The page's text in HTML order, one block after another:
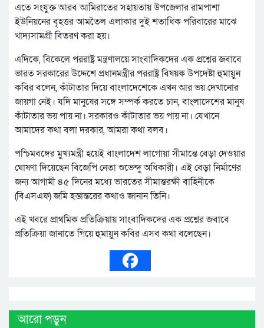
এতে সংযুক্ত আরব আমিরাতের সহায়তায় উপজেলার রামপাশা
ইউনিয়নের বৃহত্তর আমতৈল এলাকার দুই শতাধিক পরিবারের মাঝে
খাদ্যসামগ্রী বিতরণ করা হয়।
এদিকে, বিকেলে পররাষ্ট্র মন্ত্রণালয়ে সাংবাদিকদের এক প্রশ্নের জবাবে
ভারত সরকারের উদ্দেশে প্রধানমন্ত্রীর পররাষ্ট্র বিষয়ক উপদেষ্টা হুমায়ুন
কবির বলেন, কাঁটাতার দিয়ে বাংলাদেশেকে এখন আর ভয় দেখানোর
জায়গা নেই। যদি মানুষের সঙ্গে সম্পর্ক করতে চান, বাংলাদেশের মানুষ
কাঁটাতার ভয় পায় না। সরকারও কাঁটাতার ভয় পায় না। যেখানে
আমাদের কথা বলা দরকার, আমরা কথা বলব।
পশ্চিমবঙ্গের মুখ্যমন্ত্রী হয়েই বাংলাদেশ লাগোয়া সীমান্তে বেড়া দেওয়ার
ঘোষণা দিয়েছেন বিজেপি নেতা শুভেন্দু অধিকারী। এই বেড়া নির্মাণের
জন্য আগামী ৪৫ দিনের মধ্যে ভারতের সীমান্তরক্ষী বাহিনীকে
(বিএসএফ) জমি হস্তান্তরের কথাও জানান তিনি।
এই খবরে প্রাথমিক প্রতিক্রিয়ায় সাংবাদিকদের এক প্রশ্নের জবাবে
প্রতিক্রিয়া জানাতে গিয়ে হুমায়ুন কবির এসব কথা বলেছেন।
আরো পড়ুন